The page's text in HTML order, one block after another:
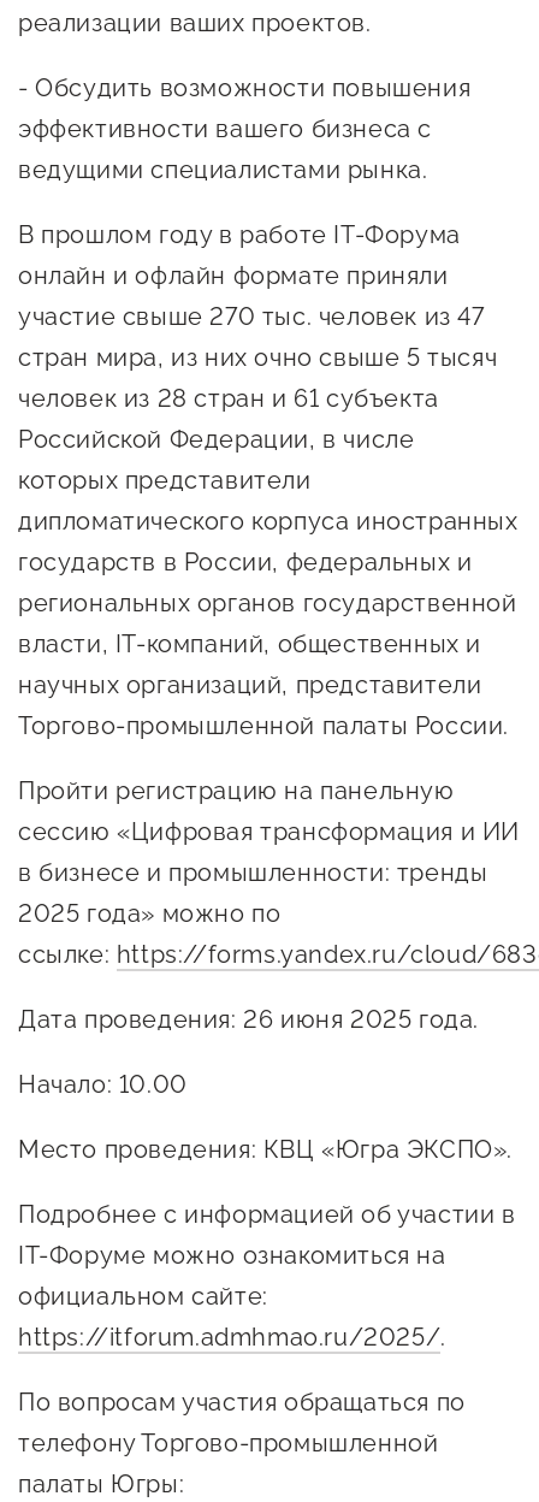
Госзакупки для малого
Каталог югорских франшиз
Инвестору
Новости УФНС
Каталог грантов
предпринимателей
Сообщить о нарушении
АвтоУСН
Иностранным гражданам
Сервисы для бизнеса
О фонде
Документы
Контакты
Вакансии
реализации ваших проектов.
- Обсудить возможности повышения
эффективности вашего бизнеса с
ведущими специалистами рынка.
В прошлом году в работе IT-Форума
онлайн и офлайн формате приняли
участие свыше 270 тыс. человек из 47
стран мира, из них очно свыше 5 тысяч
человек из 28 стран и 61 субъекта
Российской Федерации, в числе
которых представители
дипломатического корпуса иностранных
государств в России, федеральных и
региональных органов государственной
власти, IT-компаний, общественных и
научных организаций, представители
Торгово-промышленной палаты России.
Пройти регистрацию на панельную
сессию «Цифровая трансформация и ИИ
в бизнесе и промышленности: тренды
2025 года» можно по
ссылке: https://forms.yandex.ru/cloud/
Дата проведения: 26 июня 2025 года.
Начало: 10.00
Место проведения: КВЦ «Югра ЭКСПО».
Подробнее с информацией об участии в
IT-Форуме можно ознакомиться на
официальном сайте:
https://itforum.admhmao.ru/2025/.
По вопросам участия обращаться по
телефону Торгово-промышленной
палаты Югры: